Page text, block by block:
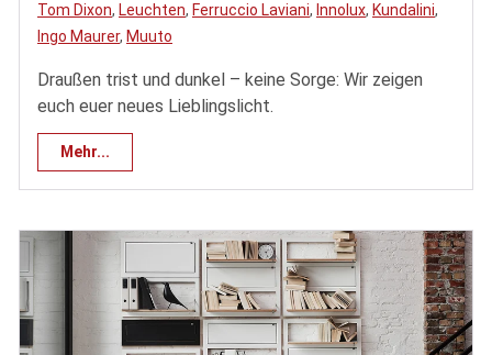
Tom Dixon, Leuchten, Ferruccio Laviani, Innolux, Kundalini,
Ingo Maurer, Muuto
Draußen trist und dunkel – keine Sorge: Wir zeigen
euch euer neues Lieblingslicht.
Mehr...